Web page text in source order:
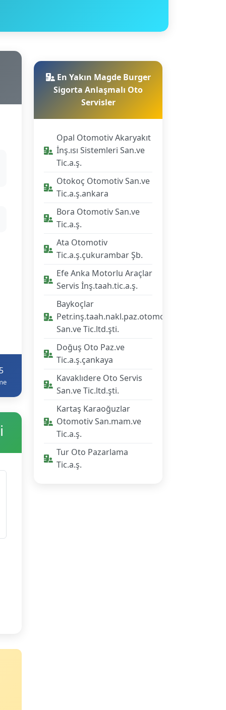
En Yakın Magde Burger
Sigorta Anlaşmalı Oto
Servisler
Opal Otomotiv Akaryakıt
İnş.ısı Sistemleri San.ve
Tic.a.ş.
Otokoç Otomotiv San.ve
Tic.a.ş.ankara
Bora Otomotiv San.ve
Tic.a.ş.
Ata Otomotiv
Tic.a.ş.çukurambar Şb.
Efe Anka Motorlu Araçlar
Servis İnş.taah.tic.a.ş.
Baykoçlar
Petr.inş.taah.nakl.paz.otomotiv
San.ve Tic.ltd.şti.
Doğuş Oto Paz.ve
Tic.a.ş.çankaya
Kavaklıdere Oto Servis
San.ve Tic.ltd.şti.
Kartaş Karaoğuzlar
Otomotiv San.mam.ve
Tic.a.ş.
Tur Oto Pazarlama
Tic.a.ş.